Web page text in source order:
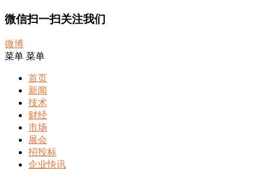
微信扫一扫关注我们
微博
菜单 菜单
首页
新闻
技术
财经
市场
展会
招投标
企业快讯